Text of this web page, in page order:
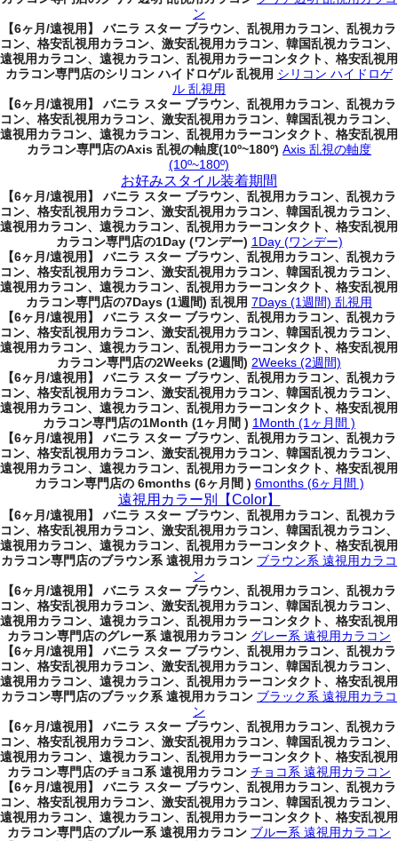
ン
【6ヶ月/遠視用】 バニラ スター ブラウン、乱視用カラコン、乱視カラ
コン、格安乱視用カラコン、激安乱視用カラコン、韓国乱視カラコン、
遠視用カラコン、遠視カラコン、乱視用カラーコンタクト、格安乱視用
カラコン専門店のシリコン ハイドロゲル 乱視用 シリコン ハイドロゲ
ル 乱視用
【6ヶ月/遠視用】 バニラ スター ブラウン、乱視用カラコン、乱視カラ
コン、格安乱視用カラコン、激安乱視用カラコン、韓国乱視カラコン、
遠視用カラコン、遠視カラコン、乱視用カラーコンタクト、格安乱視用
カラコン専門店のAxis 乱視の軸度(10º~180º) Axis 乱視の軸度
(10º~180º)
お好みスタイル装着期間
【6ヶ月/遠視用】 バニラ スター ブラウン、乱視用カラコン、乱視カラ
コン、格安乱視用カラコン、激安乱視用カラコン、韓国乱視カラコン、
遠視用カラコン、遠視カラコン、乱視用カラーコンタクト、格安乱視用
カラコン専門店の1Day (ワンデー) 1Day (ワンデー)
【6ヶ月/遠視用】 バニラ スター ブラウン、乱視用カラコン、乱視カラ
コン、格安乱視用カラコン、激安乱視用カラコン、韓国乱視カラコン、
遠視用カラコン、遠視カラコン、乱視用カラーコンタクト、格安乱視用
カラコン専門店の7Days (1週間) 乱視用 7Days (1週間) 乱視用
【6ヶ月/遠視用】 バニラ スター ブラウン、乱視用カラコン、乱視カラ
コン、格安乱視用カラコン、激安乱視用カラコン、韓国乱視カラコン、
遠視用カラコン、遠視カラコン、乱視用カラーコンタクト、格安乱視用
カラコン専門店の2Weeks (2週間) 2Weeks (2週間)
【6ヶ月/遠視用】 バニラ スター ブラウン、乱視用カラコン、乱視カラ
コン、格安乱視用カラコン、激安乱視用カラコン、韓国乱視カラコン、
遠視用カラコン、遠視カラコン、乱視用カラーコンタクト、格安乱視用
カラコン専門店の1Month (1ヶ月間 ) 1Month (1ヶ月間 )
【6ヶ月/遠視用】 バニラ スター ブラウン、乱視用カラコン、乱視カラ
コン、格安乱視用カラコン、激安乱視用カラコン、韓国乱視カラコン、
遠視用カラコン、遠視カラコン、乱視用カラーコンタクト、格安乱視用
カラコン専門店の 6months (6ヶ月間 ) 6months (6ヶ月間 )
遠視用カラー別【Color】
【6ヶ月/遠視用】 バニラ スター ブラウン、乱視用カラコン、乱視カラ
コン、格安乱視用カラコン、激安乱視用カラコン、韓国乱視カラコン、
遠視用カラコン、遠視カラコン、乱視用カラーコンタクト、格安乱視用
カラコン専門店のブラウン系 遠視用カラコン ブラウン系 遠視用カラコ
ン
【6ヶ月/遠視用】 バニラ スター ブラウン、乱視用カラコン、乱視カラ
コン、格安乱視用カラコン、激安乱視用カラコン、韓国乱視カラコン、
遠視用カラコン、遠視カラコン、乱視用カラーコンタクト、格安乱視用
カラコン専門店のグレー系 遠視用カラコン グレー系 遠視用カラコン
【6ヶ月/遠視用】 バニラ スター ブラウン、乱視用カラコン、乱視カラ
コン、格安乱視用カラコン、激安乱視用カラコン、韓国乱視カラコン、
遠視用カラコン、遠視カラコン、乱視用カラーコンタクト、格安乱視用
カラコン専門店のブラック系 遠視用カラコン ブラック系 遠視用カラコ
ン
【6ヶ月/遠視用】 バニラ スター ブラウン、乱視用カラコン、乱視カラ
コン、格安乱視用カラコン、激安乱視用カラコン、韓国乱視カラコン、
遠視用カラコン、遠視カラコン、乱視用カラーコンタクト、格安乱視用
カラコン専門店のチョコ系 遠視用カラコン チョコ系 遠視用カラコン
【6ヶ月/遠視用】 バニラ スター ブラウン、乱視用カラコン、乱視カラ
コン、格安乱視用カラコン、激安乱視用カラコン、韓国乱視カラコン、
遠視用カラコン、遠視カラコン、乱視用カラーコンタクト、格安乱視用
カラコン専門店のブルー系 遠視用カラコン ブルー系 遠視用カラコン